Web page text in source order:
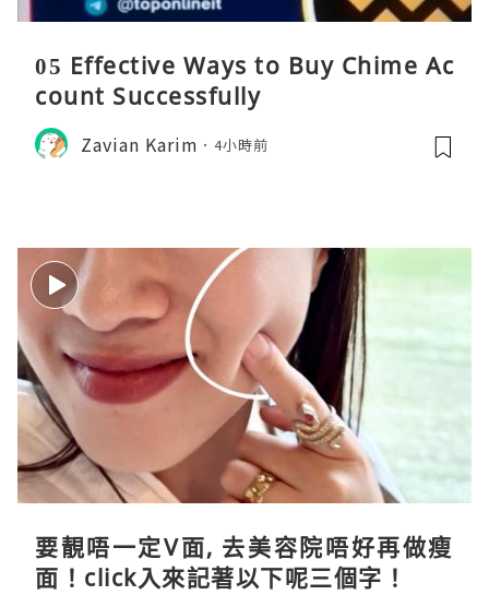
05 Effective Ways to Buy Chime Ac
count Successfully
Zavian Karim 4小時前
要靚唔一定V面, 去美容院唔好再做瘦
面！click入來記著以下呢三個字！